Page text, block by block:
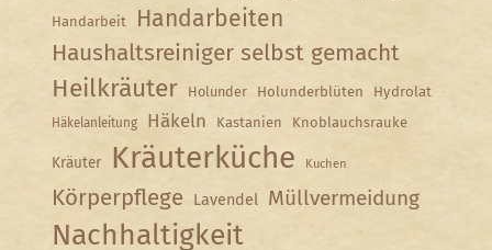
Handarbeit
Handarbeiten
Haushaltsreiniger selbst gemacht
Heilkräuter Holunder Holunderblüten Hydrolat
Häkelanleitung Häkeln Kastanien Knoblauchsrauke
Kräuter Kräuterküche Kuchen
Körperpflege Lavendel Müllvermeidung
Nachhaltigkeit